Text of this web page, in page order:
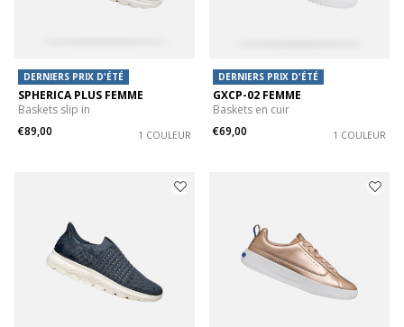
DERNIERS PRIX D'ÉTÉ
SPHERICA PLUS FEMME
Baskets slip in
€89,00
1 COULEUR
DERNIERS PRIX D'ÉTÉ
GXCP-02 FEMME
Baskets en cuir
€69,00
1 COULEUR